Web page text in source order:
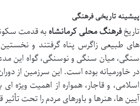
پیشینه تاریخی فرهنگی
تاریخفرهنگ محلی کرمانشاه به قدمت
های طبیعی زاگرس پناه گرفتند و
سنگی، میان سنگی و نوسنگی، گواه این
در خاورمیانه بوده است. این سرزمین از
اسلامی، و قاجار، همواره از اهمیت ویژه
آیین ها، هنرها و باورهای مردم را تحت تأثیر